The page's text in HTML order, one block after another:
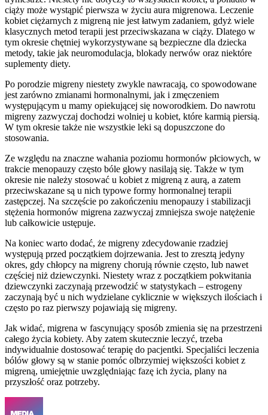
ciąży może wystąpić pierwsza w życiu aura migrenowa. Leczenie
kobiet ciężarnych z migreną nie jest łatwym zadaniem, gdyż wiele
klasycznych metod terapii jest przeciwskazana w ciąży. Dlatego w
tym okresie chętniej wykorzystywane są bezpieczne dla dziecka
metody, takie jak neuromodulacja, blokady nerwów oraz niektóre
suplementy diety.
Po porodzie migreny niestety zwykle nawracają, co spowodowane
jest zarówno zmianami hormonalnymi, jak i zmęczeniem
występującym u mamy opiekującej się noworodkiem. Do nawrotu
migreny zazwyczaj dochodzi wolniej u kobiet, które karmią piersią.
W tym okresie także nie wszystkie leki są dopuszczone do
stosowania.
Ze względu na znaczne wahania poziomu hormonów płciowych, w
trakcie menopauzy często bóle głowy nasilają się. Także w tym
okresie nie należy stosować u kobiet z migreną z aurą, a zatem
przeciwskazane są u nich typowe formy hormonalnej terapii
zastępczej. Na szczęście po zakończeniu menopauzy i stabilizacji
stężenia hormonów migrena zazwyczaj zmniejsza swoje natężenie
lub całkowicie ustępuje.
Na koniec warto dodać, że migreny zdecydowanie rzadziej
występują przed początkiem dojrzewania. Jest to zresztą jedyny
okres, gdy chłopcy na migreny chorują równie często, lub nawet
częściej niż dziewczynki. Niestety wraz z początkiem pokwitania
dziewczynki zaczynają przewodzić w statystykach – estrogeny
zaczynają być u nich wydzielane cyklicznie w większych ilościach i
często po raz pierwszy pojawiają się migreny.
Jak widać, migrena w fascynujący sposób zmienia się na przestrzeni
całego życia kobiety. Aby zatem skutecznie leczyć, trzeba
indywidualnie dostosować terapię do pacjentki. Specjaliści leczenia
bólów głowy są w stanie pomóc olbrzymiej większości kobiet z
migreną, umiejętnie uwzględniając fazę ich życia, plany na
przyszłość oraz potrzeby.